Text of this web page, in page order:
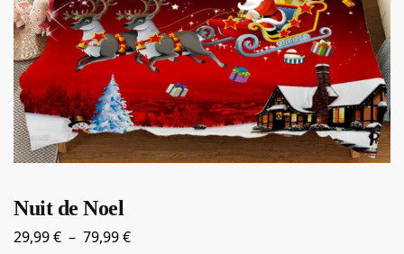
Nuit de Noel
29,99€ – 79,99€